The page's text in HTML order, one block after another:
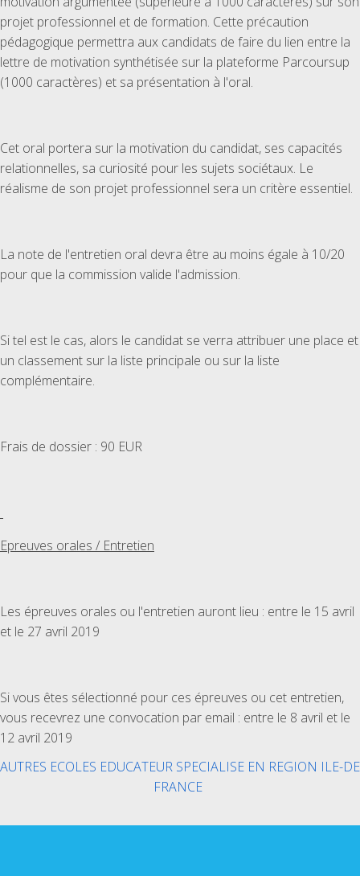
projet professionnel et de formation. Cette précaution
pédagogique permettra aux candidats de faire du lien entre la
lettre de motivation synthétisée sur la plateforme Parcoursup
(1000 caractères) et sa présentation à l'oral.
Cet oral portera sur la motivation du candidat, ses capacités
relationnelles, sa curiosité pour les sujets sociétaux. Le
réalisme de son projet professionnel sera un critère essentiel.
La note de l'entretien oral devra être au moins égale à 10/20
pour que la commission valide l'admission.
Si tel est le cas, alors le candidat se verra attribuer une place et
un classement sur la liste principale ou sur la liste
complémentaire.
Frais de dossier : 90 EUR
Epreuves orales / Entretien
Les épreuves orales ou l'entretien auront lieu : entre le 15 avril
et le 27 avril 2019
Si vous êtes sélectionné pour ces épreuves ou cet entretien,
vous recevrez une convocation par email : entre le 8 avril et le
12 avril 2019
AUTRES ECOLES EDUCATEUR SPECIALISE EN REGION ILE-
FRANCE